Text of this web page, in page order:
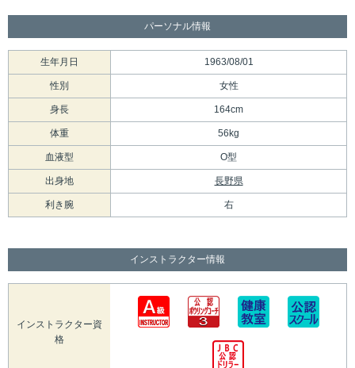
パーソナル情報
生年月日 1963/08/01
性別 女性
身長 164cm
体重 56kg
血液型 O型
出身地 長野県
利き腕 右
インストラクター情報
インストラクター資
格